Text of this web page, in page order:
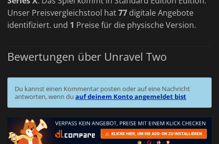
Unser Preisvergleichstool hat77 digitale Angebote
identifiziert. und 1 Preise für die physische Version.
Bewertungen über Unravel Two
Du kannst einen Kommentar posten oder auf eine Nachricht
antworten, wenn du auf deinem Konto angemeldet bist